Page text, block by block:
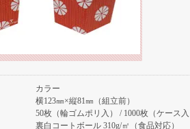
カラー
横123㎜×縦81㎜（組立前）
50枚（輪ゴムポリ入） / 1000枚（ケース
裏白コートボール 310g/㎡（食品対応）